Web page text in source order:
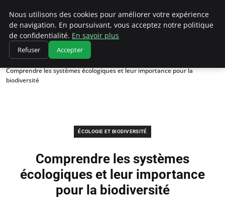
Climatedebtagents
Accueil
Écologie et Biodiversité
Comprendre les systèmes écologiques et leur importance pour la
biodiversité
ÉCOLOGIE ET BIODIVERSITÉ
Comprendre les systèmes
écologiques et leur importance
pour la biodiversité
Nous utilisons des cookies pour améliorer votre expérience
de navigation. En poursuivant, vous acceptez notre politique
de confidentialité. En savoir plus
Refuser Accepter